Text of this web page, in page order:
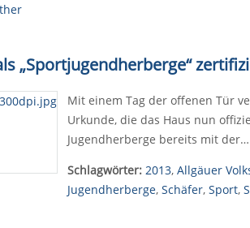
„Sportjugendherberge“
Mit einem Tag der offenen Tür
Urkunde, die das Haus nun
Jugendherberge bereits mit der…
Schlagwörter: 2013, Allgäuer
Jugendherberge, Schäfer, Sport,